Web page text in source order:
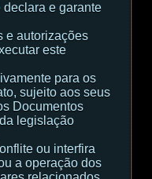
declara e garante
e autorizações
este
para os
sujeito aos seus
Documentos
legislação
ou interfira
a operação dos